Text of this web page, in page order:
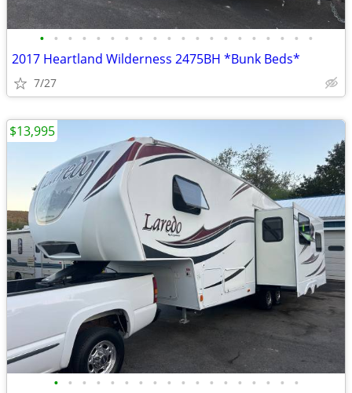
• • • • • • • • • • • • • • • • • • • •
2017 Heartland Wilderness 2475BH *Bunk Beds*
7/27
• • • • • • • • • • • • • • • • • •
$13,995